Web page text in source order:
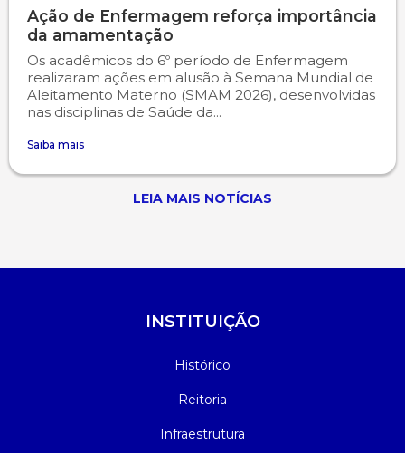
Ação de Enfermagem reforça importância
da amamentação
Os acadêmicos do 6º período de Enfermagem
realizaram ações em alusão à Semana Mundial de
Aleitamento Materno (SMAM 2026), desenvolvidas
nas disciplinas de Saúde da...
Saiba mais
LEIA MAIS NOTÍCIAS
INSTITUIÇÃO
Histórico
Reitoria
Infraestrutura